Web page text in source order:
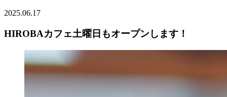
2025.06.17
HIROBAカフェ土曜日もオープンします！